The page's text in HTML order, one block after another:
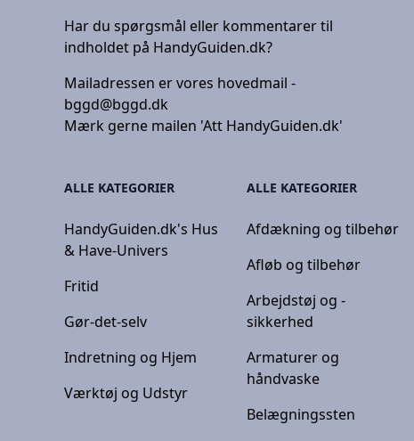
Har du spørgsmål eller kommentarer til
indholdet på HandyGuiden.dk?
Mailadressen er vores hovedmail -
bggd@bggd.dk
Mærk gerne mailen 'Att HandyGuiden.dk'
ALLE KATEGORIER
HandyGuiden.dk's Hus
& Have-Univers
Fritid
Gør-det-selv
Indretning og Hjem
Værktøj og Udstyr
ALLE KATEGORIER
Afdækning og tilbehør
Afløb og tilbehør
Arbejdstøj og -
sikkerhed
Armaturer og
håndvaske
Belægningssten